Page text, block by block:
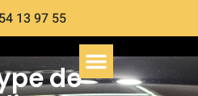
13 97 55
de